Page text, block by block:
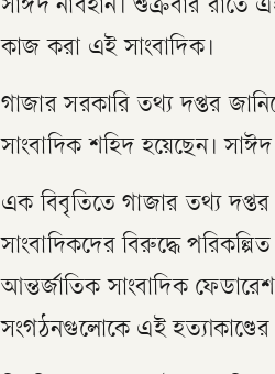
সাঈদ নাবহান। শুক্রবার রাতে
কাজ করা এই সাংবাদিক।
গাজার সরকারি তথ্য দপ্তর
সাংবাদিক শহিদ হয়েছেন।
এক বিবৃতিতে গাজার তথ্য দপ্তর
সাংবাদিকদের বিরুদ্ধে
আন্তর্জাতিক সাংবাদিক
সংগঠনগুলোকে এই হত্যাকাণ্ডের